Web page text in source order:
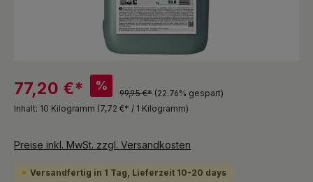
77,20 €* %
99,95 €* (22.76% gespart)
Inhalt: 10 Kilogramm (7,72 €* / 1 Kilogramm)
Preise inkl. MwSt. zzgl. Versandkosten
Versandfertig in 1 Tag, Lieferzeit 10-20 days